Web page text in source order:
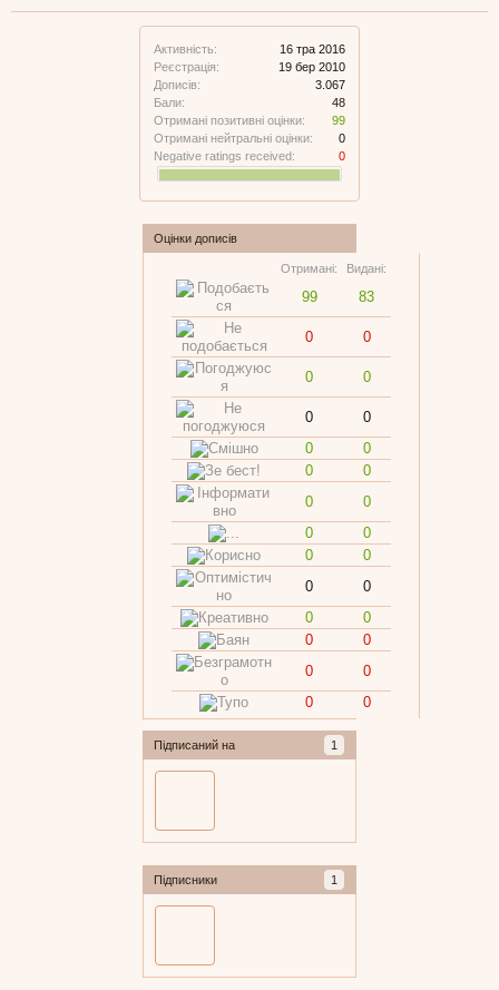
Активність:
16 тра 2016
Реєстрація:
19 бер 2010
Дописів:
3.067
Бали:
48
Отримані позитивні оцінки:
99
Отримані нейтральні оцінки:
0
Negative ratings received:
0
Оцінки дописів
Отримані: Видані:
99 83
0 0
0 0
0
0
0
0
0
0
0
0
0
0
0
0
0
0
0
0
0
0
0
0
0
0
Підписаний на 1
Підписники 1